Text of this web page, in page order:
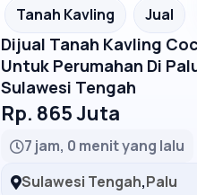
Recommended
Tanah Kavling Jual
Dijual Tanah Kavling
Untuk Perumahan Di
Sulawesi Tengah
Rp. 865 Juta
7 jam, 0 menit yang lalu
Sulawesi Tengah,Palu